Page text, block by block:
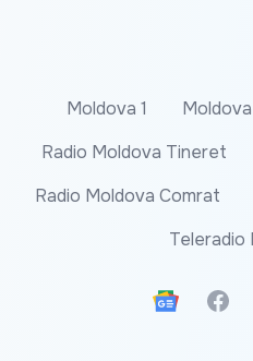
Moldova 1
Radio Moldova Tineret
Radio Moldova Comrat
Teleradio
Google